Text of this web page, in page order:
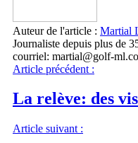
Auteur de l'article : Martial
Journaliste depuis plus de
courriel: martial@golf-
Article précédent :
La relève: des
Article suivant :